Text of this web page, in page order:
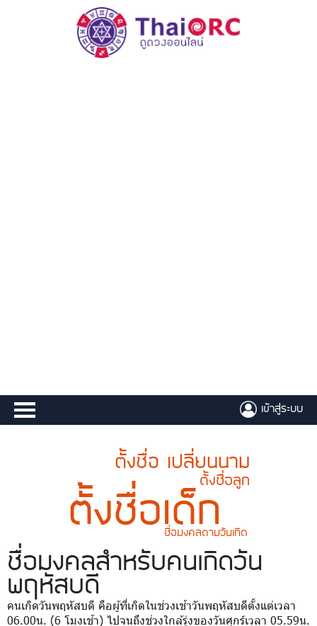
เข้าสู่ระบบ
ตั้งชื่อ เปลี่ยนนาม
ตั้งชื่อลูก
ตั้งชื่อเด็ก
ชื่อมงคลตามวันเกิด
ชื่อมงคลสำหรับคนเกิดวัน
พฤหัสบดี
คนเกิดวันพฤหัสบดี คือผู้ที่เกิดในช่วงเช้าวันพฤหัสบดีตั้งแต่เวลา
06.00น. (6 โมงเช้า) ไปจนถึงช่วงใกล้รุ่งของวันศุกร์เวลา 05.59น.